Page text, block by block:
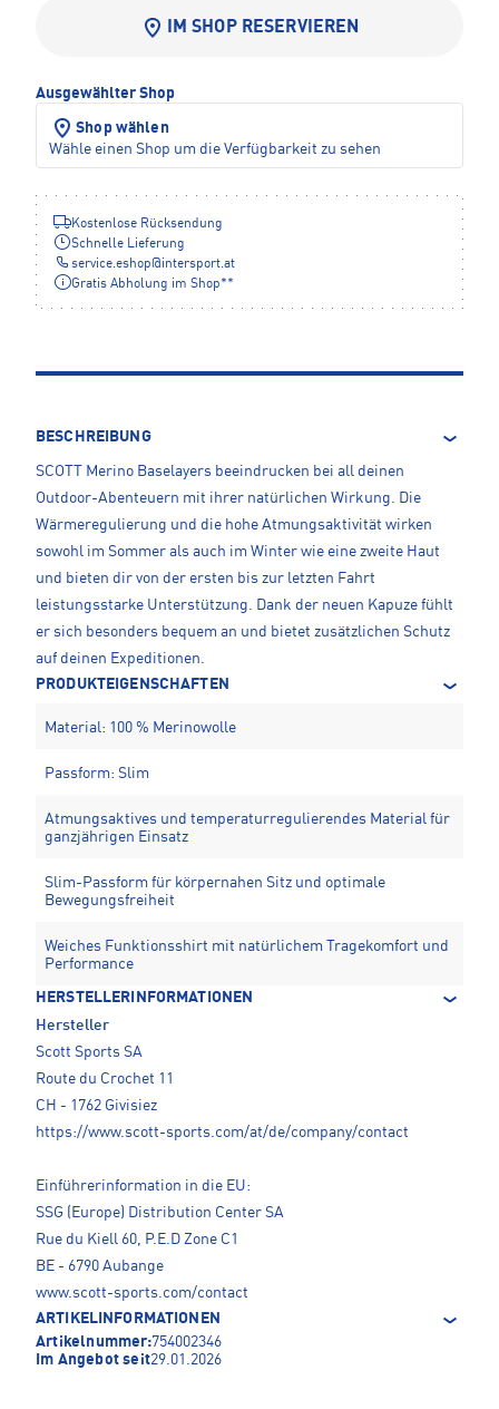
IM SHOP RESERVIEREN
Ausgewählter Shop
Shop wählen
Wähle einen Shop um die Verfügbarkeit zu sehen
Kostenlose Rücksendung
Schnelle Lieferung
service.eshop@intersport.at
Gratis Abholung im Shop**
BESCHREIBUNG
SCOTT Merino Baselayers beeindrucken bei all deinen
Outdoor-Abenteuern mit ihrer natürlichen Wirkung. Die
Wärmeregulierung und die hohe Atmungsaktivität wirken
sowohl im Sommer als auch im Winter wie eine zweite Haut
und bieten dir von der ersten bis zur letzten Fahrt
leistungsstarke Unterstützung. Dank der neuen Kapuze fühlt
er sich besonders bequem an und bietet zusätzlichen Schutz
auf deinen Expeditionen.
PRODUKTEIGENSCHAFTEN
Material: 100 % Merinowolle
Passform: Slim
Atmungsaktives und temperaturregulierendes Material für
ganzjährigen Einsatz
Slim-Passform für körpernahen Sitz und optimale
Bewegungsfreiheit
Weiches Funktionsshirt mit natürlichem Tragekomfort und
Performance
HERSTELLERINFORMATIONEN
Hersteller
Scott Sports SA
Route du Crochet 11
CH - 1762 Givisiez
https://www.scott-sports.com/at/de/company/contact
Einführerinformation in die EU:
SSG (Europe) Distribution Center SA
Rue du Kiell 60, P.E.D Zone C1
BE - 6790 Aubange
www.scott-sports.com/contact
ARTIKELINFORMATIONEN
Artikelnummer:754002346
Im Angebot seit29.01.2026